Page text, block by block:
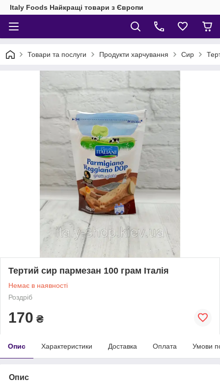
Italy Foods Найкращі товари з Європи
Товари та послуги Продукти харчування Сир
Тертий сир пармезан 100 грам Італія
Немає в наявності
Роздріб
170 ₴
Опис Характеристики Доставка Оплата Умови
Опис